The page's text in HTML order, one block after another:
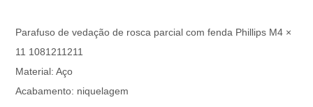
Parafuso de vedação de rosca parcial com fenda Phillips M4 ×
11 1081211211
Material: Aço
Acabamento: niquelagem